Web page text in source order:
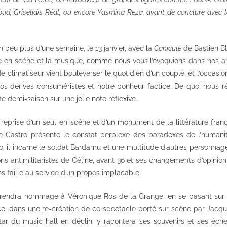
Grisélidis Réal, ou encore Yasmina Reza, avant de conclure avec
plus d’une semaine, le 13 janvier, avec la Canicule de Bastien
scène et la musique, comme nous vous l’évoquions dans nos
climatiseur vient bouleverser le quotidien d’un couple, et
dérives consuméristes et notre bonheur factice. De quoi nous
demi-saison sur une jolie note réflexive.
d’un seul-en-scène et d’un monument de la littérature
Castro présente le constat perplexe des paradoxes de
il incarne le soldat Bardamu et une multitude d’autres
antimilitaristes de Céline, avant 36 et ses changements
faille au service d’un propos implacable.
hommage à Véronique Ros de la Grange, en se basant
dans une re-création de ce spectacle porté sur scène par
du music-hall en déclin, y racontera ses souvenirs et ses